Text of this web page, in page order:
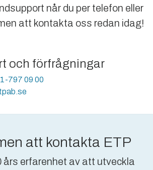
når du per telefon eller
att kontakta oss redan idag!
och förfrågningar
797 09 00
att kontakta ETP
års erfarenhet av att utveckla